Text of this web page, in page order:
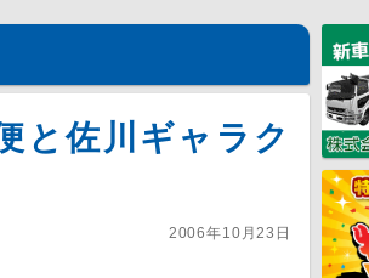
と佐川ギャラク
2006年10月23日